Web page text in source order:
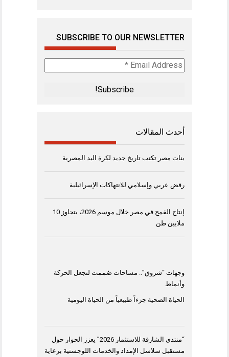
SUBSCRIBE TO OUR NEWSLETTER
Email
Address
أحدث المقالات
بنات مصر تكتب تاريخ جديد لكرة اليد المصرية
رفض عربي وإسلامي للانتهاكات الإسرائيلية
إنتاج القمح في مصر خلال موسم 2026، يتجاوز 10
ملايين طن
وجهات “شروق”.. مساحات صُممت لتجعل الحركة
وأنماط
الحياة الصحية جزءاً طبيعياً من الحياة اليومية
“منتدى الشارقة للاستثمار 2026” يعزز الحوار حول
مستقبل سلاسل الإمداد والخدمات اللوجستية برعاية